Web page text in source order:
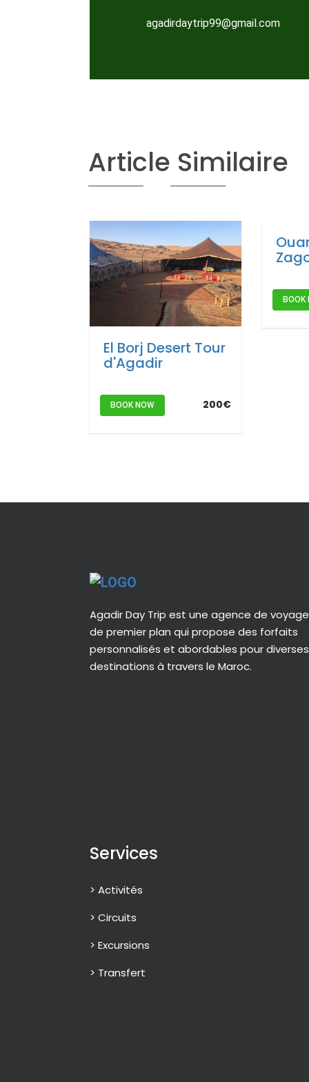
agadirdaytrip99@gmail.com
Article Similaire
El Borj Desert Tour
d'Agadir
BOOK NOW 200€
BOOK
Agadir Day Trip est une agence de
de premier plan qui propose des forfaits
personnalisés et abordables pour diverses
destinations à travers le Maroc.
Services
> Activités
> Circuits
> Excursions
> Transfert